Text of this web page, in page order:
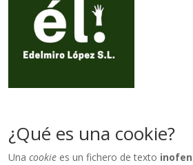
¿Qué es una cookie?
Unacookie es un fichero de texto